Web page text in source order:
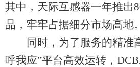
其中，天际互感器一年推出
品，牢牢占据细分市场高地。
同时，为了服务的精准
呼我应”平台高效运转，